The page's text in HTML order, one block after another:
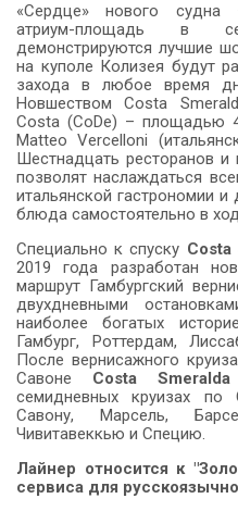
«Сердце» нового судна
атриум-площадь в
демонстрируются лучшие
на куполе Колизея будут
захода в любое время
Новшеством Costa
Costa (CoDe) – площадью
Matteo Vercelloni
Шестнадцать ресторанов
позволят наслаждаться
итальянской гастрономии
блюда самостоятельно в
Специально к спуску Costa
2019 года разработан
маршрут Гамбургский
двухдневными
наиболее богатых
Гамбург, Роттердам,
После вернисажного
Савоне Costa Smeralda
семидневных круизах
Савону, Марсель,
Чивитавеккью и Специю.
Лайнер относится к
сервиса для